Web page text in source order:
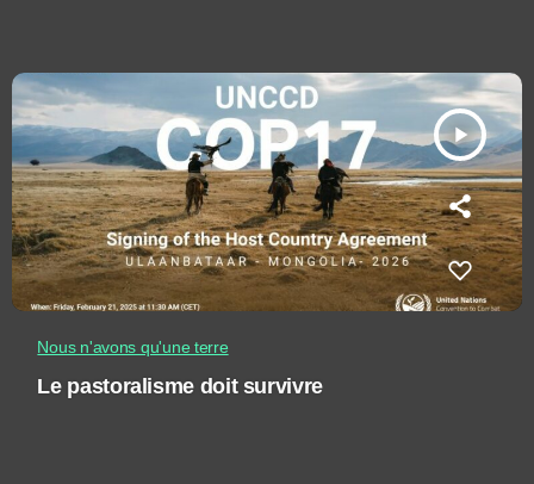
play_arrow
Nous n'avons qu'une terre
Le pastoralisme doit survivre